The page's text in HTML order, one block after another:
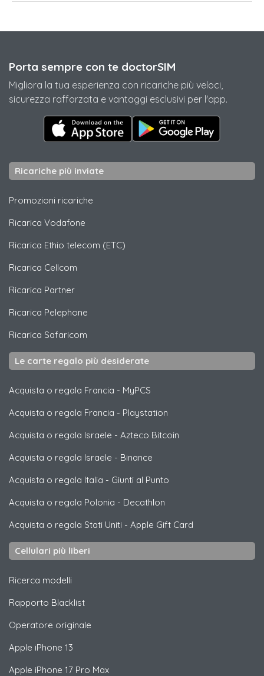
Porta sempre con te doctorSIM
Migliora la tua esperienza con ricariche più veloci,
sicurezza rafforzata e vantaggi esclusivi per l'app.
Ricariche più inviate
Promozioni ricariche
Ricarica Vodafone
Ricarica Ethio telecom (ETC)
Ricarica Cellcom
Ricarica Partner
Ricarica Pelephone
Ricarica Safaricom
Le carte regalo più desiderate
Acquista o regala Francia - MyPCS
Acquista o regala Francia - Playstation
Acquista o regala Israele - Azteco Bitcoin
Acquista o regala Israele - Binance
Acquista o regala Italia - Giunti al Punto
Acquista o regala Polonia - Decathlon
Acquista o regala Stati Uniti - Apple Gift Card
Cellulari più liberi
Ricerca modelli
Rapporto Blacklist
Operatore originale
Apple iPhone 13
Apple iPhone 17 Pro Max